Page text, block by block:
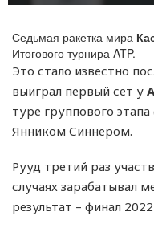
Седьмая ракетка мира
Итогового турнира ATP.
Это стало известно
выиграл первый сет у
туре группового
Янником Синнером.
Рууд третий раз
случаях зарабатывал
результат – финал